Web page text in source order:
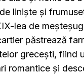
liniște și
lea de
păstrează
grecești, fiind
romantice și